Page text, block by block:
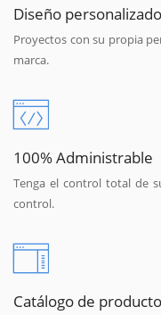
Diseño personalizado
Proyectos con su propia
marca.
100% Administrable
Tenga el control total de
control.
Catálogo de